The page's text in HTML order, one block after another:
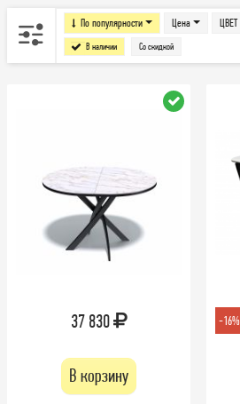
По популярности Цена
В наличии Со скидкой
ЦВЕТ
37 830
В корзину
-16%